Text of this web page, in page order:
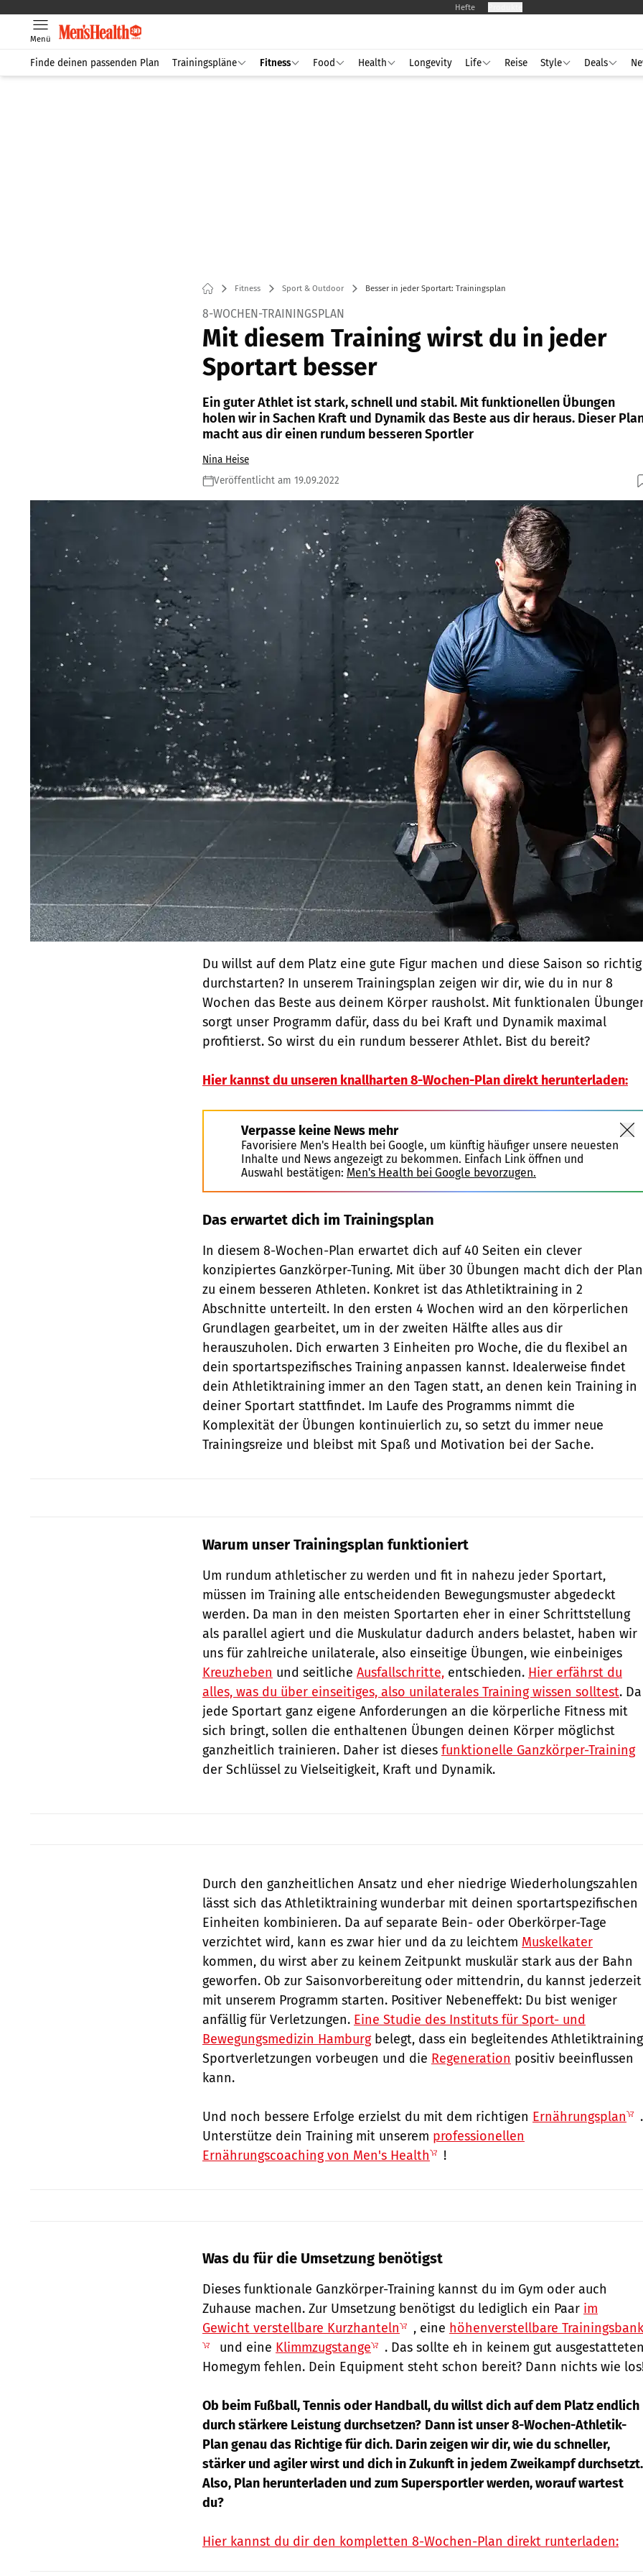
Hefte
Menü
Finde deinen passenden Plan Trainingspläne Fitness Food Health Longevity Life Reise Style Deals
Fitness Sport & Outdoor Besser in jeder Sportart: Trainingsplan
8-WOCHEN-TRAININGSPLAN
Mit diesem Training wirst du in jeder
Sportart besser
Ein guter Athlet ist stark, schnell und stabil. Mit funktionellen Übungen
holen wir in Sachen Kraft und Dynamik das Beste aus dir heraus. Dieser
macht aus dir einen rundum besseren Sportler
Nina Heise
Veröffentlicht am 19.09.2022
Du willst auf dem Platz eine gute Figur machen und diese Saison so richtig
durchstarten? In unserem Trainingsplan zeigen wir dir, wie du in nur 8
Wochen das Beste aus deinem Körper rausholst. Mit funktionalen
sorgt unser Programm dafür, dass du bei Kraft und Dynamik maximal
profitierst. So wirst du ein rundum besserer Athlet. Bist du bereit?
Hier kannst du unseren knallharten 8-Wochen-Plan direkt herunterladen:
Verpasse keine News mehr
Favorisiere Men's Health bei Google, um künftig häufiger unsere neuesten
Inhalte und News angezeigt zu bekommen. Einfach Link öffnen und
Auswahl bestätigen: Men's Health bei Google bevorzugen.
Das erwartet dich im Trainingsplan
In diesem 8-Wochen-Plan erwartet dich auf 40 Seiten ein clever
konzipiertes Ganzkörper-Tuning. Mit über 30 Übungen macht dich der Plan
zu einem besseren Athleten. Konkret ist das Athletiktraining in 2
Abschnitte unterteilt. In den ersten 4 Wochen wird an den körperlichen
Grundlagen gearbeitet, um in der zweiten Hälfte alles aus dir
herauszuholen. Dich erwarten 3 Einheiten pro Woche, die du flexibel an
dein sportartspezifisches Training anpassen kannst. Idealerweise findet
dein Athletiktraining immer an den Tagen statt, an denen kein Training in
deiner Sportart stattfindet. Im Laufe des Programms nimmt die
Komplexität der Übungen kontinuierlich zu, so setzt du immer neue
Trainingsreize und bleibst mit Spaß und Motivation bei der Sache.
Warum unser Trainingsplan funktioniert
Um rundum athletischer zu werden und fit in nahezu jeder Sportart,
müssen im Training alle entscheidenden Bewegungsmuster abgedeckt
werden. Da man in den meisten Sportarten eher in einer Schrittstellung
als parallel agiert und die Muskulatur dadurch anders belastet, haben wir
uns für zahlreiche unilaterale, also einseitige Übungen, wie einbeiniges
Kreuzheben und seitliche Ausfallschritte, entschieden. Hier erfährst du
alles, was du über einseitiges, also unilaterales Training wissen solltest. Da
jede Sportart ganz eigene Anforderungen an die körperliche Fitness mit
sich bringt, sollen die enthaltenen Übungen deinen Körper möglichst
ganzheitlich trainieren. Daher ist dieses funktionelle Ganzkörper-Training
der Schlüssel zu Vielseitigkeit, Kraft und Dynamik.
Durch den ganzheitlichen Ansatz und eher niedrige Wiederholungszahlen
lässt sich das Athletiktraining wunderbar mit deinen sportartspezifischen
Einheiten kombinieren. Da auf separate Bein- oder Oberkörper-Tage
verzichtet wird, kann es zwar hier und da zu leichtem Muskelkater
kommen, du wirst aber zu keinem Zeitpunkt muskulär stark aus der Bahn
geworfen. Ob zur Saisonvorbereitung oder mittendrin, du kannst jederzeit
mit unserem Programm starten. Positiver Nebeneffekt: Du bist weniger
anfällig für Verletzungen. Eine Studie des Instituts für Sport- und
Bewegungsmedizin Hamburgbelegt, dass ein begleitendes Athletiktraining
Sportverletzungen vorbeugen und die Regeneration positiv beeinflussen
kann.
Und noch bessere Erfolge erzielst du mit dem richtigen Ernährungsplan
.
Unterstütze dein Training mit unserem professionellen
Ernährungscoaching von Men's Health
!
Was du für die Umsetzung benötigst
Dieses funktionale Ganzkörper-Training kannst du im Gym oder auch
Zuhause machen. Zur Umsetzung benötigst du lediglich ein Paar im
Gewicht verstellbare Kurzhanteln
, eine höhenverstellbare Trainingsbank
und eine Klimmzugstange
. Das sollte eh in keinem gut
Homegym fehlen. Dein Equipment steht schon bereit? Dann nichts wie
Ob beim Fußball, Tennis oder Handball, du willst dich auf dem Platz endlich
durch stärkere Leistung durchsetzen? Dann ist unser 8-Wochen-Athletik-
Plan genau das Richtige für dich. Darin zeigen wir dir, wie du schneller,
stärker und agiler wirst und dich in Zukunft in jedem Zweikampf durchsetzt.
Also, Plan herunterladen und zum Supersportler werden, worauf wartest
du?
Hier kannst du dir den kompletten 8-Wochen-Plan direkt runterladen: